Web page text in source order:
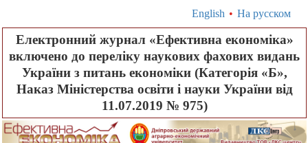
English • На русском
Електронний журнал «Ефективна економіка»
включено до переліку наукових фахових видань
України з питань економіки (Категорія «Б»,
Наказ Міністерства освіти і науки України від
11.07.2019 № 975)